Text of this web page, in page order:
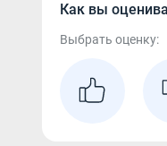
Как вы
Выбрать оценку: